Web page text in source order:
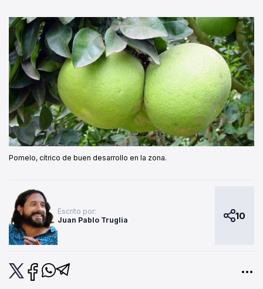
Pomelo, cítrico de buen desarrollo en la zona.
Escrito por:
Juan Pablo Truglia
10